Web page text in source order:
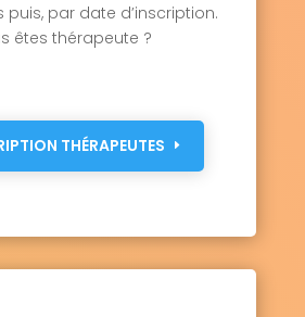
puis, par date d’inscription.
êtes thérapeute ?
THÉRAPEUTES